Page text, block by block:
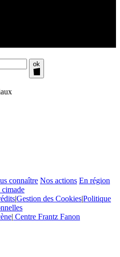
ok
connaître Nos actions En région
cimade
|Gestion des Cookies|Politique
| Centre Frantz Fanon